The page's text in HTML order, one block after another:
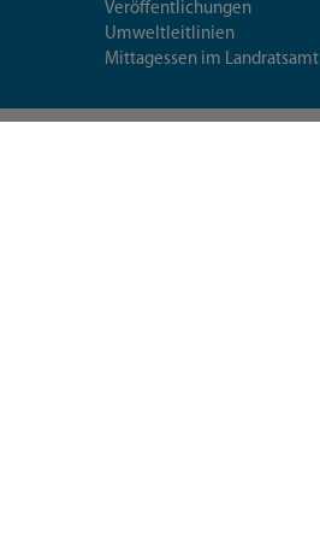
Veröffentlichungen
Umweltleitlinien
Mittagessen im Landratsamt